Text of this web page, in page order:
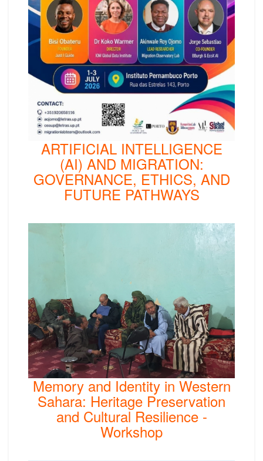
ARTIFICIAL INTELLIGENCE
(AI) AND MIGRATION:
GOVERNANCE, ETHICS, AND
FUTURE PATHWAYS
Memory and Identity in Western
Sahara: Heritage Preservation
and Cultural Resilience -
Workshop